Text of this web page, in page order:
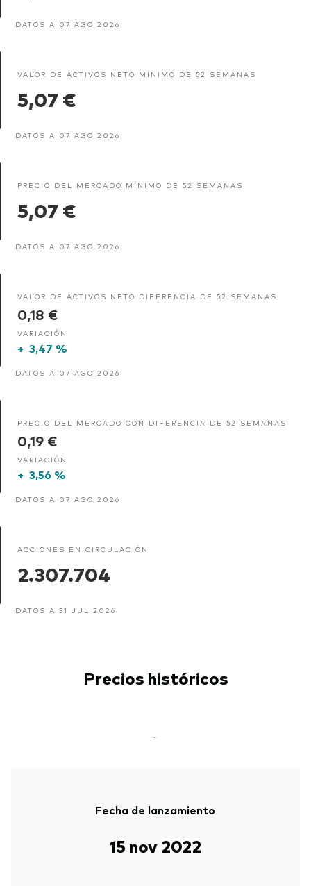
DATOS A 07 AGO 2026
VALOR DE ACTIVOS NETO MÍNIMO DE 52 SEMANAS
5,07 €
DATOS A 07 AGO 2026
PRECIO DEL MERCADO MÍNIMO DE 52 SEMANAS
5,07 €
DATOS A 07 AGO 2026
VALOR DE ACTIVOS NETO DIFERENCIA DE 52 SEMANAS
0,18 €
VARIACIÓN
+ 3,47 %
DATOS A 07 AGO 2026
PRECIO DEL MERCADO CON DIFERENCIA DE 52 SEMANAS
0,19 €
VARIACIÓN
+ 3,56 %
DATOS A 07 AGO 2026
ACCIONES EN CIRCULACIÓN
2.307.704
DATOS A 31 JUL 2026
Precios históricos
-
Fecha de lanzamiento
15 nov 2022